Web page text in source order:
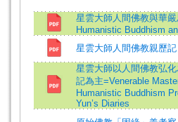
星雲大師人間佛教與華
Humanistic Buddhism
星雲大師人間佛教親歷記
星雲大師以人間佛教弘
記為主=Venerable
Humanistic Buddhism
Yun’s Diaries